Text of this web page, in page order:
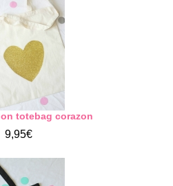
totebag corazon
9,95€